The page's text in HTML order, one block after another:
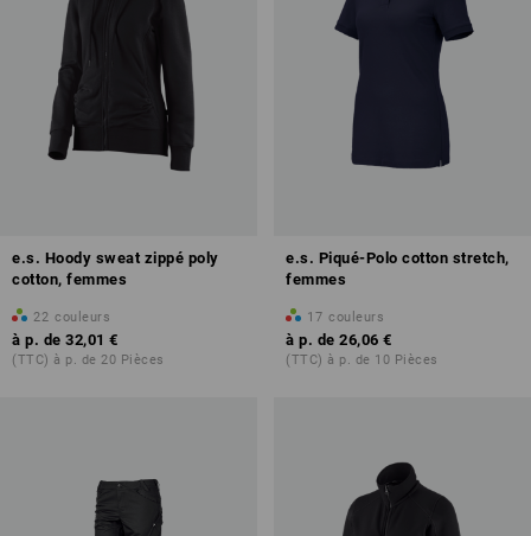
e.s. Hoody sweat zippé poly
cotton, femmes
22 couleurs
à p. de 32,01 €
(TTC) à p. de 20 Pièces
e.s. Piqué-Polo cotton stretch,
femmes
17 couleurs
à p. de 26,06 €
(TTC) à p. de 10 Pièces